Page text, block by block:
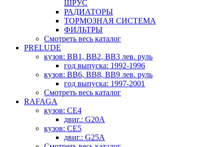
ШРУС
РАДИАТОРЫ
ТОРМОЗНАЯ СИСТЕМА
ФИЛЬТРЫ
Смотреть весь каталог
PRELUDE
кузов: BB1, BB2, BB3 лев. руль
год выпуска: 1992-1996
кузов: BB6, BB8, BB9 лев. руль
год выпуска: 1997-2001
Смотреть весь каталог
RAFAGA
кузов: CE4
двиг.: G20A
кузов: CE5
двиг.: G25A